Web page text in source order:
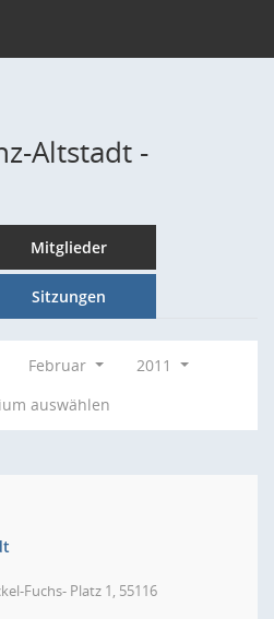
Altstadt -
Mitglieder
Sitzungen
Februar
2011
auswählen
Fuchs- Platz 1, 55116